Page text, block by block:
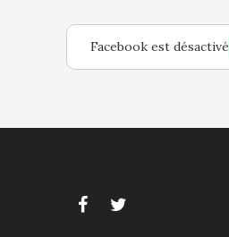
Facebook est désactivé